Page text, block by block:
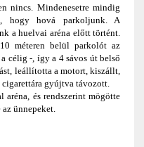
nincs. Mindenesetre mindig
hogy hová parkoljunk. A
a huelvai aréna előtt történt.
méteren belül parkolót az
célig -, így a 4 sávos út belső
leállította a motort, kiszállt,
cigarettára gyújtva távozott.
és rendszerint mögötte
ünnepeket.